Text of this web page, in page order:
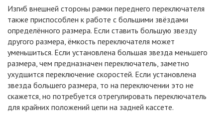
Изгиб внешней стороны рамки переднего переключателя
также приспособлен к работе с большими звёздами
определённого размера. Если ставить большую звезду
другого размера, ёмкость переключателя может
уменьшиться. Если установлена большая звезда меньшего
размера, чем предназначен переключатель, заметно
ухудшится переключение скоростей. Если установлена
звезда большего размера, то на переключении это не
скажется, но потребуется отрегулировать переключатель
для крайних положений цепи на задней кассете.